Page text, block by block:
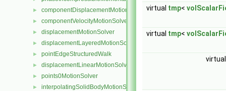
► componentDisplacementMotionSolver
► componentVelocityMotionSolver
► displacementMotionSolver
► displacementLayeredMotionSolver
► pointEdgeStructuredWalk
► displacementLinearMotionSolver
► points0MotionSolver
► interpolatingSolidBodyMotionSolver
virtual tmp<
virtual tmp<